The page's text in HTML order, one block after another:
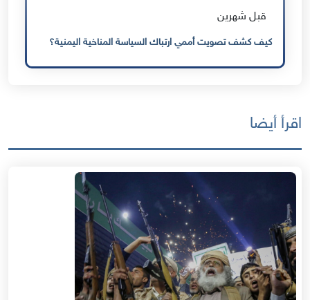
قبل شهرين
كيف كشف تصويت أممي ارتباك السياسة المناخية اليمنية؟
اقرأ أيضا